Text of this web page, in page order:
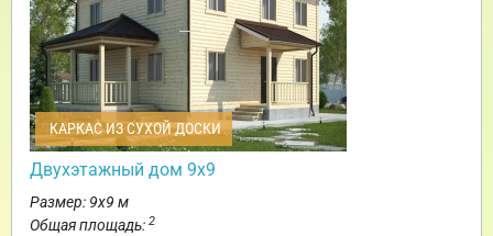
КАРКАС ИЗ СУХОЙ ДОСКИ
Двухэтажный дом 9х9
Размер: 9х9 м
Общая площадь: 2